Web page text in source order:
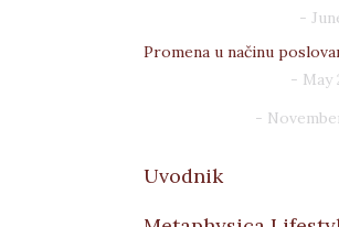
Anima
EkoLogos
Elizijum
-
Promena u načinu
- May
-
Uvodnik